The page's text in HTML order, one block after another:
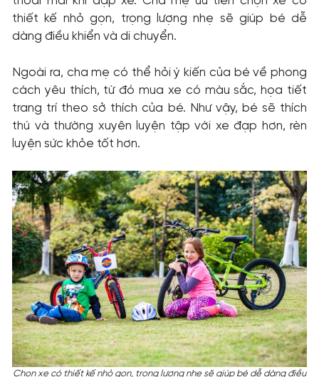
thiết kế nhỏ gọn, trọng lượng nhẹ sẽ giúp bé dễ
dàng điều khiển và di chuyển.
Ngoài ra, cha mẹ có thể hỏi ý kiến của bé về phong
cách yêu thích, từ đó mua xe có màu sắc, họa tiết
trang trí theo sở thích của bé. Như vậy, bé sẽ thích
thú và thường xuyên luyện tập với xe đạp hơn, rèn
luyện sức khỏe tốt hơn.
Chọn xe có thiết kế nhỏ gọn, trọng lượng nhẹ sẽ giúp bé dễ dàng điều